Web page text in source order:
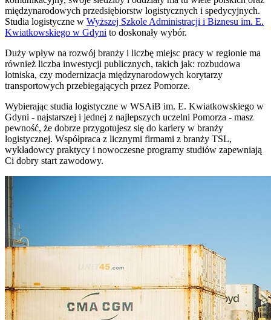
międzynarodowych przedsiębiorstw logistycznych i spedycyjnych.
Studia logistyczne w Wyższej Szkole Administracji i Biznesu im. E.
Kwiatkowskiego w Gdyni to doskonały wybór.
Duży wpływ na rozwój branży i liczbę miejsc pracy w regionie ma
również liczba inwestycji publicznych, takich jak: rozbudowa
lotniska, czy modernizacja międzynarodowych korytarzy
transportowych przebiegających przez Pomorze.
Wybierając studia logistyczne w WSAiB im. E. Kwiatkowskiego w
Gdyni - najstarszej i jednej z najlepszych uczelni Pomorza - masz
pewność, że dobrze przygotujesz się do kariery w branży
logistycznej. Współpraca z licznymi firmami z branży TSL,
wykładowcy praktycy i nowoczesne programy studiów zapewniają
Ci dobry start zawodowy.